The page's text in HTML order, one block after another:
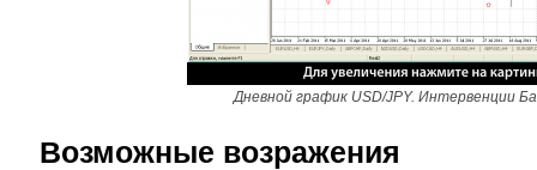
Дневной график USD/JPY. Интервенции
Возможные возражения